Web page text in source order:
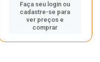
Faça seu login ou
cadastre-se para
ver preços e
comprar